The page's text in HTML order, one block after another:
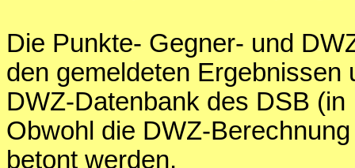
Die Punkte- Gegner- und
den gemeldeten Ergebnissen
DWZ-Datenbank des DSB
Obwohl die DWZ-
betont werden,